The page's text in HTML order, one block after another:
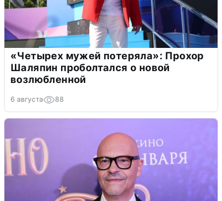
«Четырех мужей потеряла»: Прохор
Шаляпин проболтался о новой
возлюбленной
6 августа 88